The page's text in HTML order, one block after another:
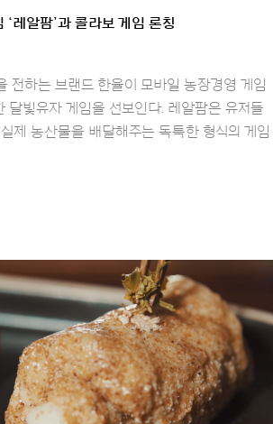
‘레알팜’과 콜라보 게임 론칭
전하는 브랜드 한율이 모바일 농장경영 게임
달빛유자 게임을 선보인다. 레알팜은 유저들
제 농산물을 배달해주는 독특한 형식의 게임